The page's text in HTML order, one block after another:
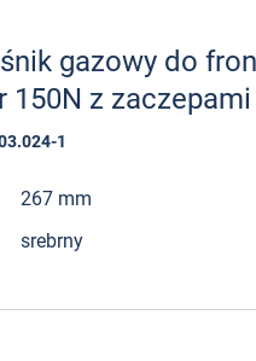
gazowy do
150N z zaczepami
1
267 mm
srebrny